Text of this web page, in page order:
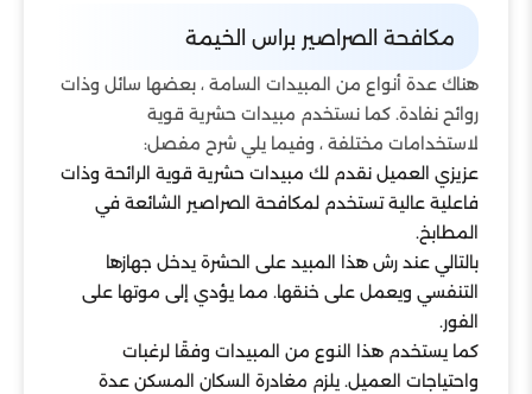
مكافحة الصراصير براس الخيمة
هناك عدة أنواع من المبيدات السامة ، بعضها سائل وذات
روائح نفادة. كما نستخدم مبيدات حشرية قوية
لاستخدامات مختلفة ، وفيما يلي شرح مفصل:
عزيزي العميل نقدم لك مبيدات حشرية قوية الرائحة وذات
فاعلية عالية تستخدم لمكافحة الصراصير الشائعة في
المطابخ.
بالتالي عند رش هذا المبيد على الحشرة يدخل جهازها
التنفسي ويعمل على خنقها. مما يؤدي إلى موتها على
الفور.
كما يستخدم هذا النوع من المبيدات وفقًا لرغبات
واحتياجات العميل. يلزم مغادرة السكان المسكن عدة